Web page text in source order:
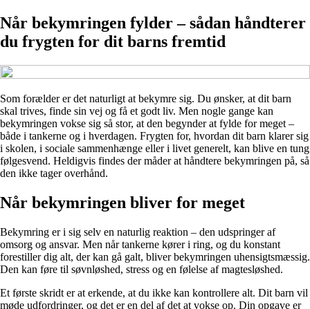
Når bekymringen fylder – sådan håndterer
du frygten for dit barns fremtid
Som forælder er det naturligt at bekymre sig. Du ønsker, at dit barn
skal trives, finde sin vej og få et godt liv. Men nogle gange kan
bekymringen vokse sig så stor, at den begynder at fylde for meget –
både i tankerne og i hverdagen. Frygten for, hvordan dit barn klarer sig
i skolen, i sociale sammenhænge eller i livet generelt, kan blive en tung
følgesvend. Heldigvis findes der måder at håndtere bekymringen på, så
den ikke tager overhånd.
Når bekymringen bliver for meget
Bekymring er i sig selv en naturlig reaktion – den udspringer af
omsorg og ansvar. Men når tankerne kører i ring, og du konstant
forestiller dig alt, der kan gå galt, bliver bekymringen uhensigtsmæssig.
Den kan føre til søvnløshed, stress og en følelse af magtesløshed.
Et første skridt er at erkende, at du ikke kan kontrollere alt. Dit barn vil
møde udfordringer, og det er en del af det at vokse op. Din opgave er